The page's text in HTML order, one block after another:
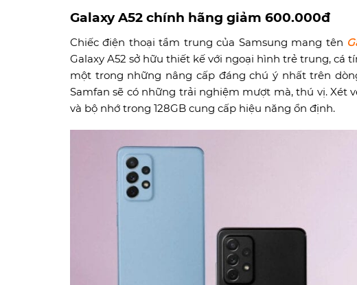
Galaxy A52 chính hãng giảm 600.000đ
Chiếc điện thoại tầm trung của Samsung mang tên
Galaxy A52 sở hữu thiết kế với ngoại hình trẻ trung, cá
một trong những nâng cấp đáng chú ý nhất trên
Samfan sẽ có những trải nghiệm mượt mà, thú vị. Xét
và bộ nhớ trong 128GB cung cấp hiệu năng ổn định.